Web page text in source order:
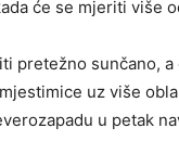
će se mjeriti više
pretežno sunčano, a
uz više
u petak